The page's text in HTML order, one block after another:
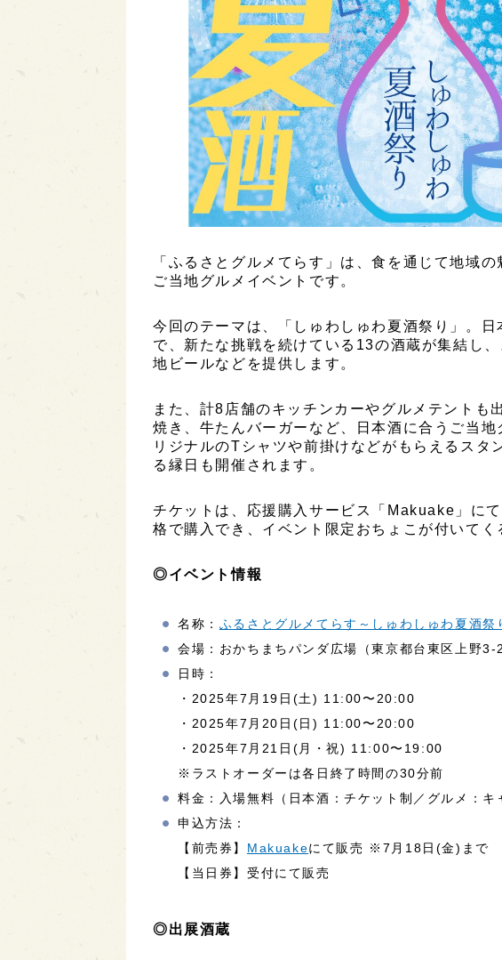
「ふるさとグルメてらす」は、食を通じて地域
ご当地グルメイベントです。
今回のテーマは、「しゅわしゅわ夏酒祭り」。日
で、新たな挑戦を続けている13の酒蔵が集結し
地ビールなどを提供します。
また、計8店舗のキッチンカーやグルメテントも
焼き、牛たんバーガーなど、日本酒に合うご当
リジナルのTシャツや前掛けなどがもらえるスタ
る縁日も開催されます。
チケットは、応援購入サービス「Makuake」に
格で購入でき、イベント限定おちょこが付いてく
◎イベント情報
名称： ふるさとグルメてらす～しゅわしゅわ夏酒祭
会場：おかちまちパンダ広場（東京都台東区上野3-
日時：
・2025年7月19日(土) 11:00〜20:00
・2025年7月20日(日) 11:00〜20:00
・2025年7月21日(月・祝) 11:00〜19:00
※ラストオーダーは各日終了時間の30分前
料金：入場無料（日本酒：チケット制／グルメ：キ
申込方法：
【前売券】 Makuakeにて販売 ※7月18日(金)まで
【当日券】受付にて販売
◎出展酒蔵